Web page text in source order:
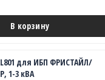
В корзину
для ИБП ФРИСТАЙЛ/
1-3 кВА